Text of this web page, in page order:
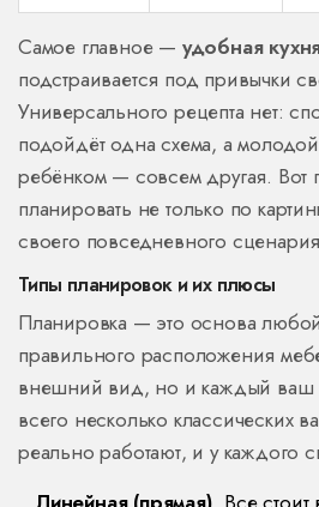
Самое главное — удобная
подстраивается под привычки
Универсального рецепта нет:
подойдёт одна схема, а
ребёнком — совсем другая. Вот
планировать не только по
своего повседневного
Типы планировок и их плюсы
Планировка — это основа
правильного расположения
внешний вид, но и каждый ваш
всего несколько классических
реально работают, и у каждого